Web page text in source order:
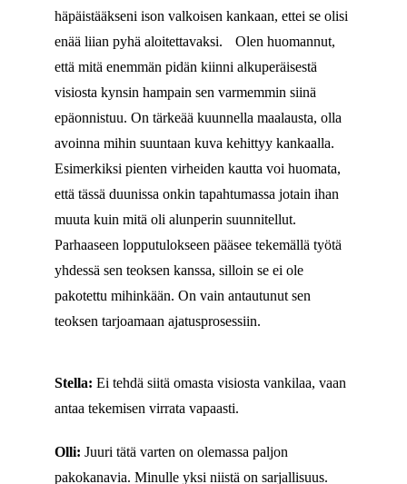
häpäistääkseni ison valkoisen kankaan, ettei se olisi
enää liian pyhä aloitettavaksi. Olen huomannut,
että mitä enemmän pidän kiinni alkuperäisestä
visiosta kynsin hampain sen varmemmin siinä
epäonnistuu. On tärkeää kuunnella maalausta, olla
avoinna mihin suuntaan kuva kehittyy kankaalla.
Esimerkiksi pienten virheiden kautta voi huomata,
että tässä duunissa onkin tapahtumassa jotain ihan
muuta kuin mitä oli alunperin suunnitellut.
Parhaaseen lopputulokseen pääsee tekemällä työtä
yhdessä sen teoksen kanssa, silloin se ei ole
pakotettu mihinkään. On vain antautunut sen
teoksen tarjoamaan ajatusprosessiin.
Stella: Ei tehdä siitä omasta visiosta vankilaa, vaan
antaa tekemisen virrata vapaasti.
Olli: Juuri tätä varten on olemassa paljon
pakokanavia. Minulle yksi niistä on sarjallisuus.